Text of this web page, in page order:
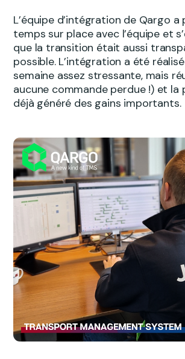
L’équipe d’intégration de Qargo a
temps sur place avec l’équipe et
que la transition était aussi
possible. L’intégration a été
semaine assez stressante, mais
aucune commande perdue !) et la
déjà généré des gains importants.